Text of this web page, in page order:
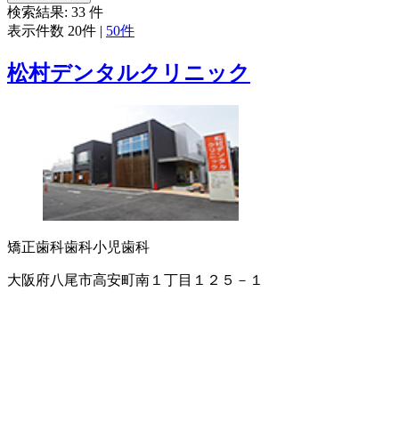
検索結果: 33 件
表示件数 20件 | 50件
松村デンタルクリニック
矯正歯科歯科小児歯科
大阪府八尾市高安町南１丁目１２５－１